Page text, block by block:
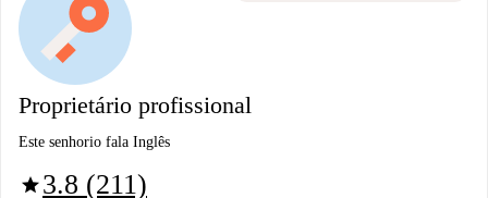
Proprietário profissional
Este senhorio fala Inglês
star3.8 (211)